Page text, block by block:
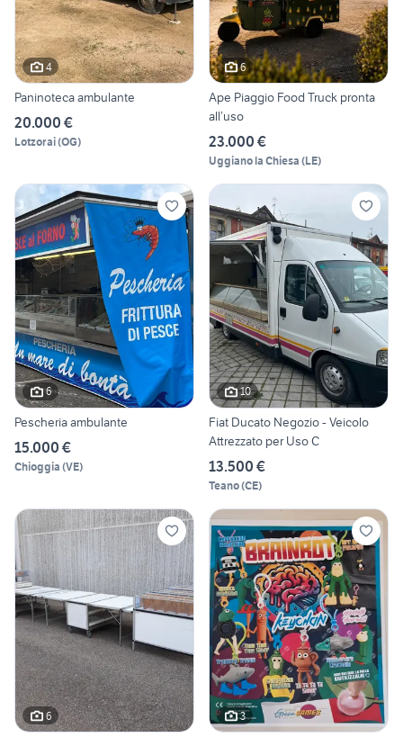
4
Paninoteca ambulante
20.000 €
Lotzorai(OG)
6
Ape Piaggio Food Truck pronta
all’uso
23.000 €
Uggiano la Chiesa (LE)
6
Pescheria ambulante
15.000 €
Chioggia (VE)
10
Fiat Ducato Negozio - Veicolo
Attrezzato per Uso C
13.500 €
Teano(CE)
6 3